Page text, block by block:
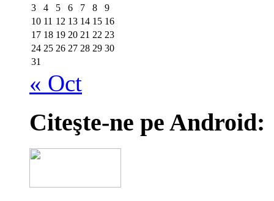
3
4 5 6 7 8
9
10 11 12 13 14 15 16
17 18 19 20 21 22 23
24 25 26 27 28 29 30
31
« Oct
Citeşte-ne pe Android: